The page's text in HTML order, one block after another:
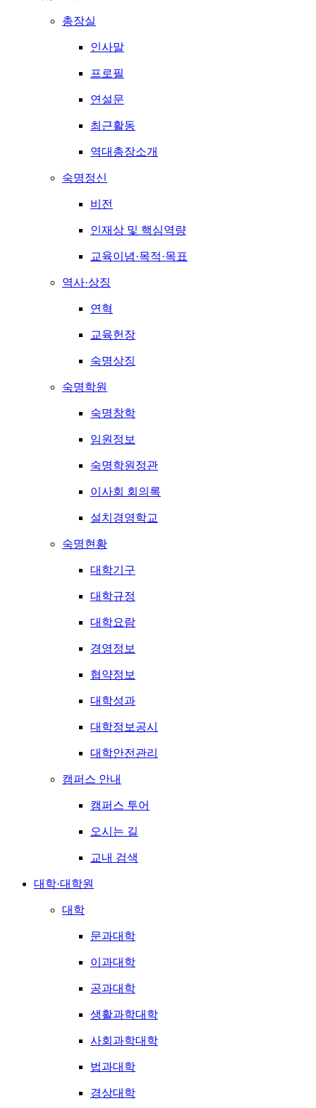
총장실
인사말
프로필
연설문
최근활동
역대총장소개
숙명정신
비전
인재상 및 핵심역량
교육이념·목적·목표
역사·상징
연혁
교육헌장
숙명상징
숙명학원
숙명창학
임원정보
숙명학원정관
이사회 회의록
설치경영학교
숙명현황
대학기구
대학규정
대학요람
경영정보
협약정보
대학성과
대학정보공시
대학안전관리
캠퍼스 안내
캠퍼스 투어
오시는 길
교내 검색
대학·대학원
대학
문과대학
이과대학
공과대학
생활과학대학
사회과학대학
법과대학
경상대학